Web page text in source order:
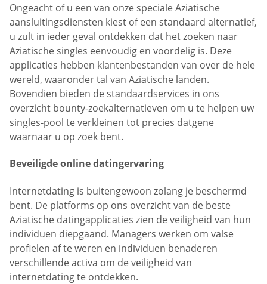
Ongeacht of u een van onze speciale Aziatische
aansluitingsdiensten kiest of een standaard alternatief,
u zult in ieder geval ontdekken dat het zoeken naar
Aziatische singles eenvoudig en voordelig is. Deze
applicaties hebben klantenbestanden van over de hele
wereld, waaronder tal van Aziatische landen.
Bovendien bieden de standaardservices in ons
overzicht bounty-zoekalternatieven om u te helpen uw
singles-pool te verkleinen tot precies datgene
waarnaar u op zoek bent.
Beveiligde online datingervaring
Internetdating is buitengewoon zolang je beschermd
bent. De platforms op ons overzicht van de beste
Aziatische datingapplicaties zien de veiligheid van hun
individuen diepgaand. Managers werken om valse
profielen af te weren en individuen benaderen
verschillende activa om de veiligheid van
internetdating te ontdekken.